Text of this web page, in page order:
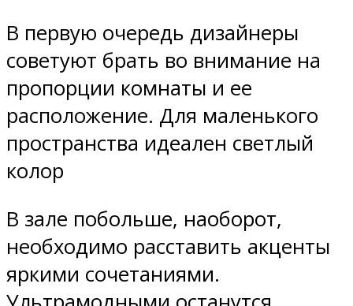
В первую очередь дизайнеры
советуют брать во внимание на
пропорции комнаты и ее
расположение. Для маленького
пространства идеален светлый
колор
В зале побольше, наоборот,
необходимо расставить акценты
яркими сочетаниями.